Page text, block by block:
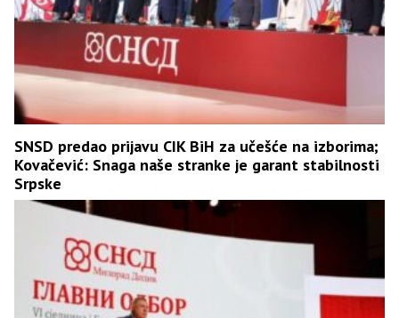
SNSD predao prijavu CIK BiH za učešće na izborima;
Kovačević: Snaga naše stranke je garant stabilnosti
Srpske